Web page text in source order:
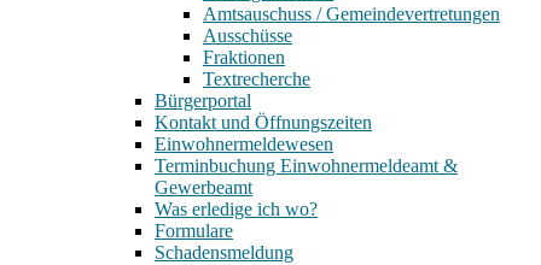
Amtsauschuss / Gemeindevertretungen
Ausschüsse
Fraktionen
Textrecherche
Bürgerportal
Kontakt und Öffnungszeiten
Einwohnermeldewesen
Terminbuchung Einwohnermeldeamt &
Gewerbeamt
Was erledige ich wo?
Formulare
Schadensmeldung